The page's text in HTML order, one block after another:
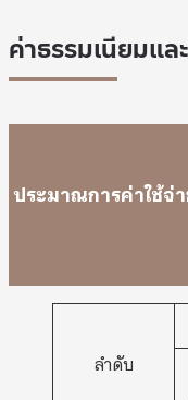
ค่าธรรมเนียมแล
ประมาณการค่าใช้จ่
ลำดับ